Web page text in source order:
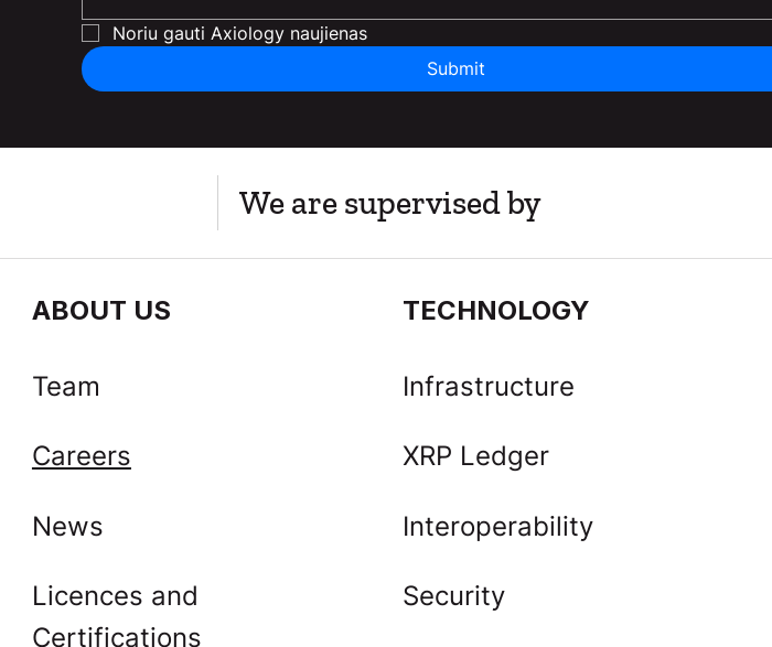
Noriu gauti Axiology naujienas
Submit
We are supervised by
ABOUT US
Team
Careers
News
Licences and
Certifications
TECHNOLOGY
Infrastructure
XRP Ledger
Interoperability
Security